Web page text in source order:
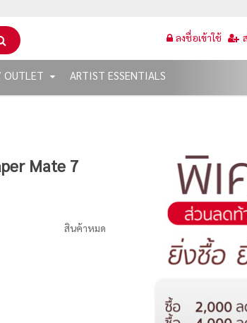
ลงชื่อเข้าใช้
OUTLET
ARTIST ESSENTIALS
Mate 7
สินค้าหมด